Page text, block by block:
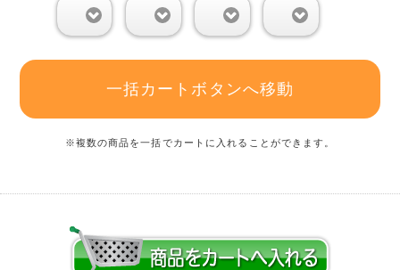
一括カートボタンへ移動
※複数の商品を一括でカートに入れることができます。